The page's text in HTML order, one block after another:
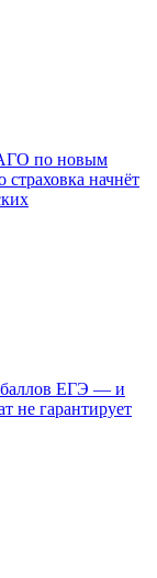
по новым
начнёт
ЕГЭ — и
не гарантирует